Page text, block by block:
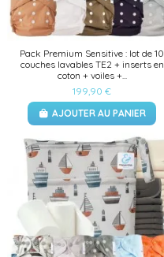
Pack Premium Sensitive : lot de 10
couches lavables TE2 + inserts en
coton + voiles +...
199,90 €
AJOUTER AU PANIER